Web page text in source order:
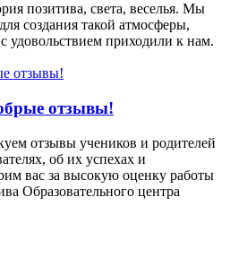
позитива, света, веселья. Мы
создания такой атмосферы,
удовольствием приходили к нам.
отзывы!
отзывы учеников и родителей
об их успехах и
вас за высокую оценку работы
Образовательного центра